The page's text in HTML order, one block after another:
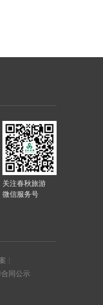
关注春秋旅游
微信服务号
同公示